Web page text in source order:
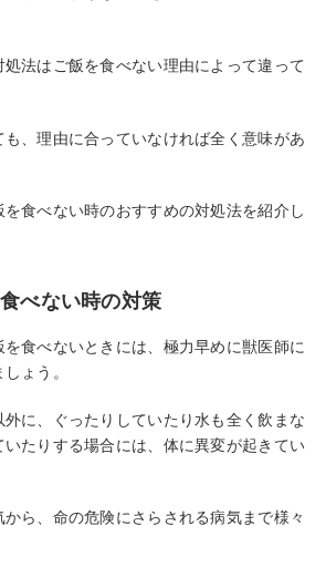
法はご飯を食べない理由によって違って
、理由に合っていなければ全く意味があ
食べない時のおすすめの対処法を紹介し
べない時の対策
食べないときには、極力早めに獣医師に
ょう。
に、ぐったりしていたり水も全く飲まな
たりする場合には、体に異変が起きてい
ら、命の危険にさらされる病気まで様々